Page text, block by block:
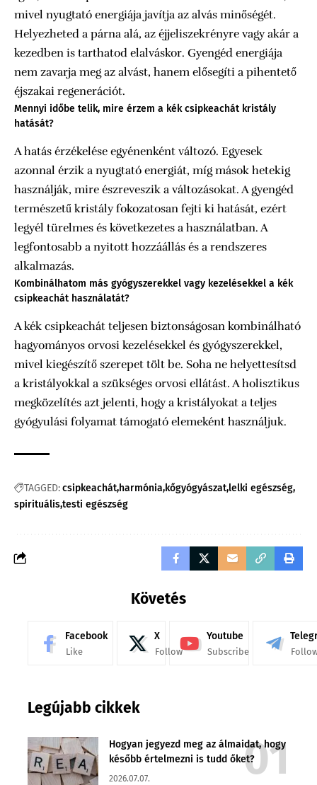
mivel nyugtató energiája javítja az alvás minőségét.
Helyezheted a párna alá, az éjjeliszekrényre vagy akár a
kezedben is tarthatod elalváskor. Gyengéd energiája
nem zavarja meg az alvást, hanem elősegíti a pihentető
éjszakai regenerációt.
Mennyi időbe telik, mire érzem a kék csipkeachát kristály
hatását?
A hatás érzékelése egyénenként változó. Egyesek
azonnal érzik a nyugtató energiát, míg mások hetekig
használják, mire észreveszik a változásokat. A gyengéd
természetű kristály fokozatosan fejti ki hatását, ezért
legyél türelmes és következetes a használatban. A
legfontosabb a nyitott hozzáállás és a rendszeres
alkalmazás.
Kombinálhatom más gyógyszerekkel vagy kezelésekkel a kék
csipkeachát használatát?
A kék csipkeachát teljesen biztonságosan kombinálható
hagyományos orvosi kezelésekkel és gyógyszerekkel,
mivel kiegészítő szerepet tölt be. Soha ne helyettesítsd
a kristályokkal a szükséges orvosi ellátást. A holisztikus
megközelítés azt jelenti, hogy a kristályokat a teljes
gyógyulási folyamat támogató elemeként használjuk.
TAGGED:csipkeachát harmónia kőgyógyászat lelki egészség
spirituálistesti egészség
Követés
Facebook
Like
X
Follow
Youtube
Subscribe
Legújabb cikkek
Hogyan jegyezd meg az álmaidat, hogy
később értelmezni is tudd őket?
2026.07.07.